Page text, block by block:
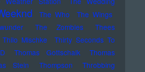
The Who
The Wings
The Zombies
Thees
Thilo Mischke
Thirty Seconds To
Thomas Gottschalk
Thomas
Stein Thompson
Throbbing